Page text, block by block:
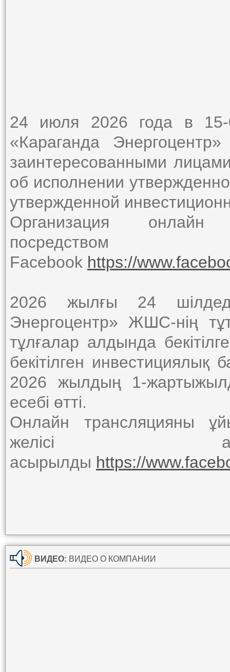
24 июля 2026 года в
«Караганда
заинтересованными
об исполнении
утвержденной
Организация онлайн
посредством
Facebook https://
2026 жылғы 24
Энергоцентр» ЖШС-нің
тұлғалар алдында
бекітілген
2026 жылдың 1-
есебі өтті.
Онлайн трансляцияны
желісі
асырылды https://
ВИДЕО: ВИДЕО О КОМПАНИИ